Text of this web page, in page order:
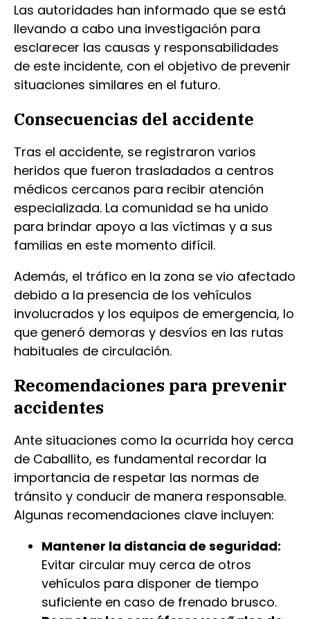
Las autoridades han informado que se está
llevando a cabo una investigación para
esclarecer las causas y responsabilidades
de este incidente, con el objetivo de prevenir
situaciones similares en el futuro.
Consecuencias del accidente
Tras el accidente, se registraron varios
heridos que fueron trasladados a centros
médicos cercanos para recibir atención
especializada. La comunidad se ha unido
para brindar apoyo a las víctimas y a sus
familias en este momento difícil.
Además, el tráfico en la zona se vio afectado
debido a la presencia de los vehículos
involucrados y los equipos de emergencia, lo
que generó demoras y desvíos en las rutas
habituales de circulación.
Recomendaciones para prevenir
accidentes
Ante situaciones como la ocurrida hoy cerca
de Caballito, es fundamental recordar la
importancia de respetar las normas de
tránsito y conducir de manera responsable.
Algunas recomendaciones clave incluyen:
Mantener la distancia de seguridad:
Evitar circular muy cerca de otros
vehículos para disponer de tiempo
suficiente en caso de frenado brusco.